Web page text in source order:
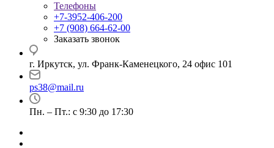
Телефоны
+7-3952-406-200
+7 (908) 664-62-00
Заказать звонок
г. Иркутск, ул. Франк-Каменецкого, 24 офис 101
ps38@mail.ru
Пн. – Пт.: с 9:30 до 17:30